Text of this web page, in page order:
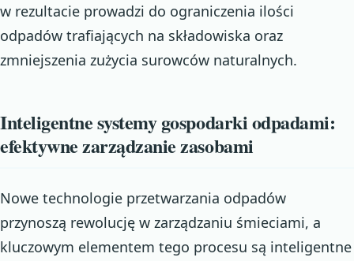
w rezultacie prowadzi do ograniczenia ilości
odpadów trafiających na składowiska oraz
zmniejszenia zużycia surowców naturalnych.
Inteligentne systemy gospodarki odpadami:
efektywne zarządzanie zasobami
Nowe technologie przetwarzania odpadów
przynoszą rewolucję w zarządzaniu śmieciami, a
kluczowym elementem tego procesu są inteligentne